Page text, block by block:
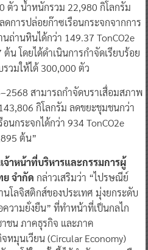
ตัว น้ำหนักรวม 22,980 กิโลกรัม
การปล่อยก๊าซเรือนกระจกจากการ
ถ่านหินได้กว่า 149.37 TonCO2e
น โดยได้ดำเนินการกำจัดเรียบร้อย
วมให้ได้ 300,000 ตัว
สามารถกำจัดบราเสื่อมสภาพ
กิโลกรัม ลดขยะชุมชนกว่า
นกระจกได้กว่า 934 TonCO2e
ต้น”
าหน้าที่บริหารและกรรมการผู้
จำกัด กล่าวเสริมว่า “ไปรษณีย์
นโลจิสติกส์ของประเทศ มุ่งยกระดับ
วามยั่งยืน” ที่ทำหน้าที่เป็นกลไก
ชน ภาคธุรกิจ และภาค
หมุนเวียน (Circular Economy)